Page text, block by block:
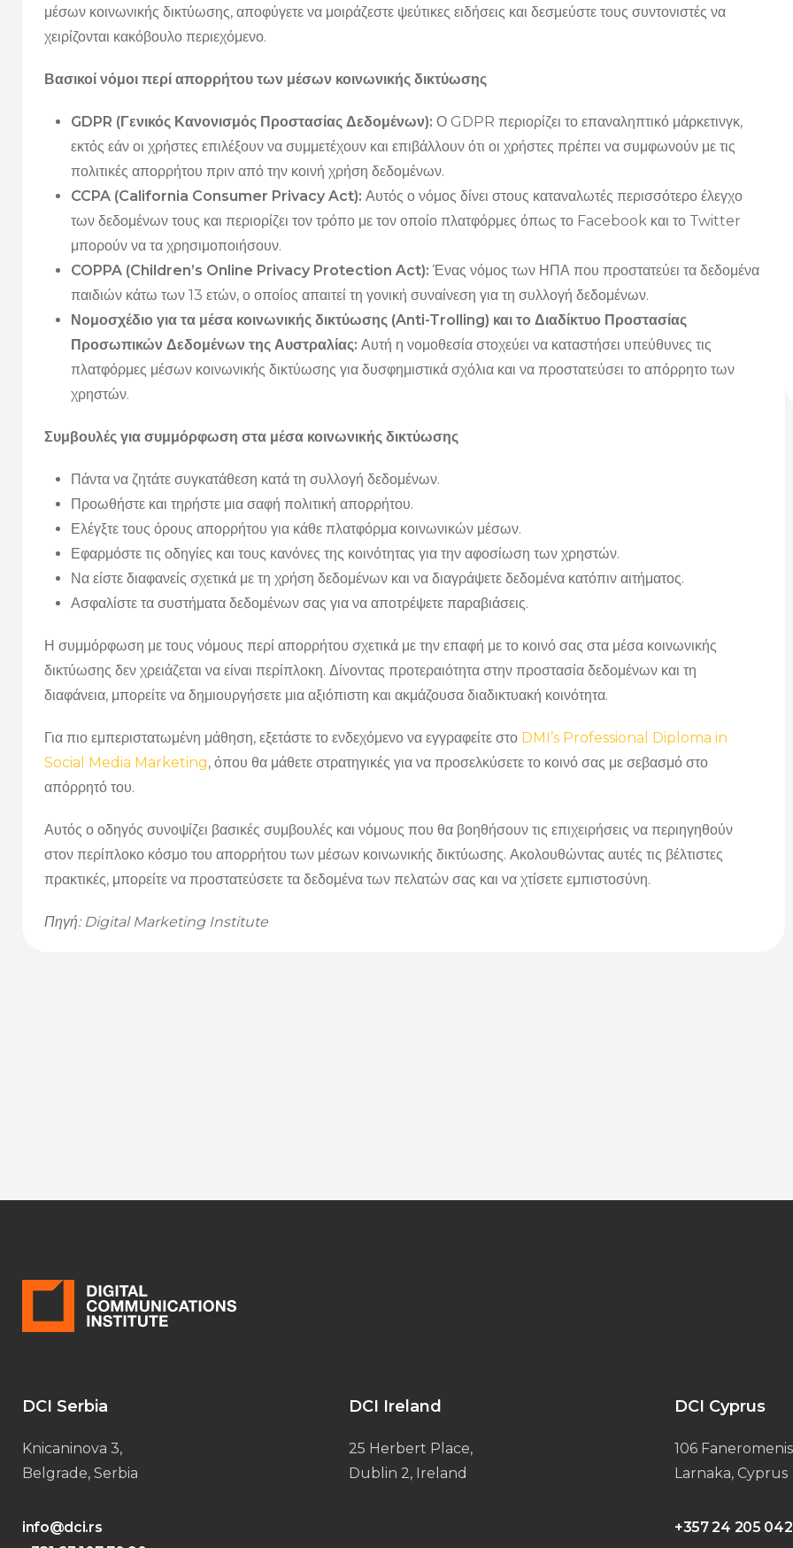
μέσων κοινωνικής δικτύωσης, αποφύγετε να μοιράζεστε ψεύτικες ειδήσεις και δεσμεύστε τους συντονιστές να
χειρίζονται κακόβουλο περιεχόμενο.
Βασικοί νόμοι περί απορρήτου των μέσων κοινωνικής δικτύωσης
GDPR (Γενικός Κανονισμός Προστασίας Δεδομένων): Ο GDPR περιορίζει το επαναληπτικό μάρκετινγκ,
εκτός εάν οι χρήστες επιλέξουν να συμμετέχουν και επιβάλλουν ότι οι χρήστες πρέπει να συμφωνούν με τις
πολιτικές απορρήτου πριν από την κοινή χρήση δεδομένων.
CCPA (California Consumer Privacy Act): Αυτός ο νόμος δίνει στους καταναλωτές περισσότερο έλεγχο
των δεδομένων τους και περιορίζει τον τρόπο με τον οποίο πλατφόρμες όπως το Facebook και το Twitter
μπορούν να τα χρησιμοποιήσουν.
COPPA (Children’s Online Privacy Protection Act): Ένας νόμος των ΗΠΑ που προστατεύει τα δεδομένα
παιδιών κάτω των 13 ετών, ο οποίος απαιτεί τη γονική συναίνεση για τη συλλογή δεδομένων.
Νομοσχέδιο για τα μέσα κοινωνικής δικτύωσης (Anti-Trolling) και το Διαδίκτυο Προστασίας
Προσωπικών Δεδομένων της Αυστραλίας: Αυτή η νομοθεσία στοχεύει να καταστήσει υπεύθυνες τις
πλατφόρμες μέσων κοινωνικής δικτύωσης για δυσφημιστικά σχόλια και να προστατεύσει το απόρρητο των
χρηστών.
Συμβουλές για συμμόρφωση στα μέσα κοινωνικής δικτύωσης
Πάντα να ζητάτε συγκατάθεση κατά τη συλλογή δεδομένων.
Προωθήστε και τηρήστε μια σαφή πολιτική απορρήτου.
Ελέγξτε τους όρους απορρήτου για κάθε πλατφόρμα κοινωνικών μέσων.
Εφαρμόστε τις οδηγίες και τους κανόνες της κοινότητας για την αφοσίωση των χρηστών.
Να είστε διαφανείς σχετικά με τη χρήση δεδομένων και να διαγράψετε δεδομένα κατόπιν αιτήματος.
Ασφαλίστε τα συστήματα δεδομένων σας για να αποτρέψετε παραβιάσεις.
Η συμμόρφωση με τους νόμους περί απορρήτου σχετικά με την επαφή με το κοινό σας στα μέσα κοινωνικής
δικτύωσης δεν χρειάζεται να είναι περίπλοκη. Δίνοντας προτεραιότητα στην προστασία δεδομένων και τη
διαφάνεια, μπορείτε να δημιουργήσετε μια αξιόπιστη και ακμάζουσα διαδικτυακή κοινότητα.
Για πιο εμπεριστατωμένη μάθηση, εξετάστε το ενδεχόμενο να εγγραφείτε στο DMI’s Professional Diploma in
Social Media Marketing, όπου θα μάθετε στρατηγικές για να προσελκύσετε το κοινό σας με σεβασμό στο
απόρρητό του.
Αυτός ο οδηγός συνοψίζει βασικές συμβουλές και νόμους που θα βοηθήσουν τις επιχειρήσεις να περιηγηθούν
στον περίπλοκο κόσμο του απορρήτου των μέσων κοινωνικής δικτύωσης. Ακολουθώντας αυτές τις βέλτιστες
πρακτικές, μπορείτε να προστατεύσετε τα δεδομένα των πελατών σας και να χτίσετε εμπιστοσύνη.
Πηγή: Digital Marketing Institute
DCI Serbia
Knicaninova 3,
Belgrade, Serbia
info@dci.rs
DCI Ireland
25 Herbert Place,
Dublin 2, Ireland
DCI Cyprus
106
Larnaka, Cyprus
+357 24 205 042